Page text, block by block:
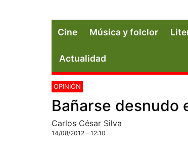
Cine Música y folclor
Actualidad
OPINIÓN
Bañarse desnudo
Carlos César Silva
14/08/2012 - 12:10